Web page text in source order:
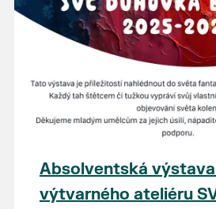
Absolventská
výtvarného ateliéru